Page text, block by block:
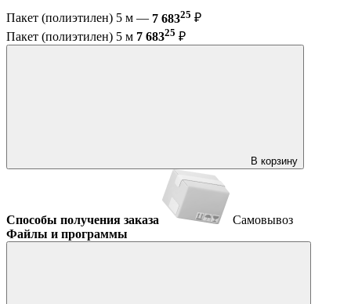
Пакет (полиэтилен) 5 м — 7 68325 ₽
Пакет (полиэтилен) 5 м 7 68325 ₽
В корзину
Способы получения заказа
Самовывоз
Файлы и программы